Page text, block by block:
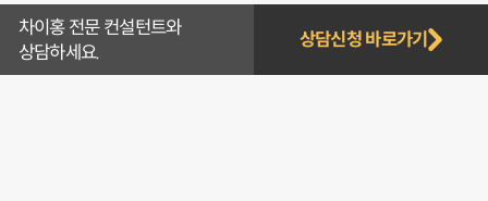
차이홍 전문 컨설턴트와
상담하세요.
상담신청 바로가기